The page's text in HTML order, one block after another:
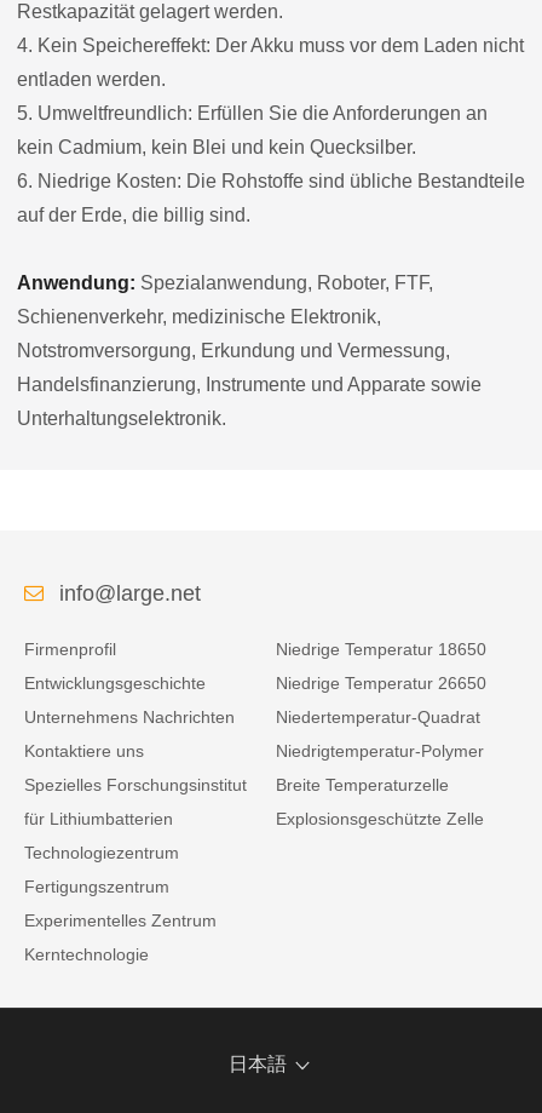
Restkapazität gelagert werden.
4. Kein Speichereffekt: Der Akku muss vor dem Laden nicht
entladen werden.
5. Umweltfreundlich: Erfüllen Sie die Anforderungen an
kein Cadmium, kein Blei und kein Quecksilber.
6. Niedrige Kosten: Die Rohstoffe sind übliche Bestandteile
auf der Erde, die billig sind.
Anwendung: Spezialanwendung, Roboter, FTF,
Schienenverkehr, medizinische Elektronik,
Notstromversorgung, Erkundung und Vermessung,
Handelsfinanzierung, Instrumente und Apparate sowie
Unterhaltungselektronik.
info@large.net
Firmenprofil
Entwicklungsgeschichte
Unternehmens Nachrichten
Kontaktiere uns
Spezielles Forschungsinstitut
für Lithiumbatterien
Technologiezentrum
Fertigungszentrum
Experimentelles Zentrum
Kerntechnologie
Niedrige Temperatur 18650
Niedrige Temperatur 26650
Niedertemperatur-Quadrat
Niedrigtemperatur-Polymer
Breite Temperaturzelle
Explosionsgeschützte Zelle
日本語